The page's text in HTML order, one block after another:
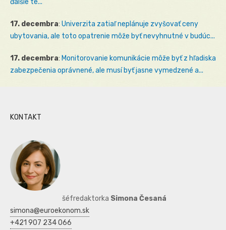
ďalšie te...
17. decembra: Univerzita zatiaľ neplánuje zvyšovať ceny
ubytovania, ale toto opatrenie môže byť nevyhnutné v budúc...
17. decembra: Monitorovanie komunikácie môže byť z hľadiska
zabezpečenia oprávnené, ale musí byť jasne vymedzené a...
KONTAKT
šéfredaktorka Simona Česaná
simona@euroekonom.sk
+421 907 234 066